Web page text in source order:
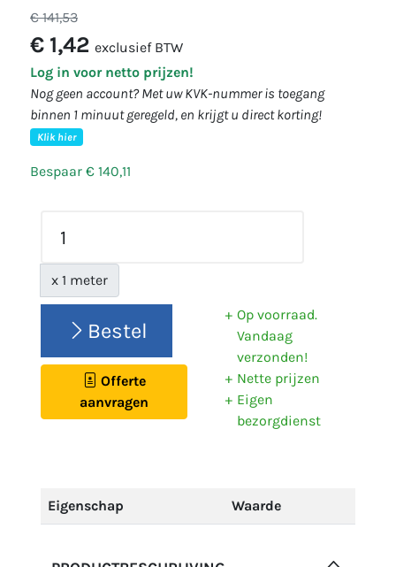
€ 141,53
€ 1,42 exclusief BTW
Log in voor netto prijzen!
Nog geen account? Met uw KVK-nummer is toegang
binnen 1 minuut geregeld, en krijgt u direct korting!
Klik hier
Bespaar € 140,11
x 1 meter
Bestel
Offerte
aanvragen
Op voorraad.
Vandaag
verzonden!
Nette prijzen
Eigen
bezorgdienst
Eigenschap Waarde